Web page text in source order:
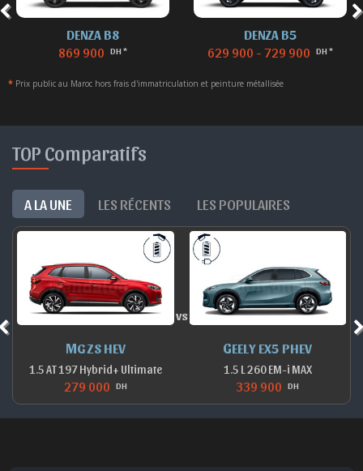
DENZA B8
869 900 DH *
DENZA B5
629 900 - 729 900 DH *
* Prix public au Maroc hors frais d'immatriculation et peinture métallisée
TOP Comparatifs
A LA UNE LES RÉCENTS LES POPULAIRES
MG ZS HEV
1.5 AT 197 Hybrid+ Ultimate
279 000 DH
vs
GEELY EX5 PHEV
1.5 L 260 EM-i MAX
339 900 DH